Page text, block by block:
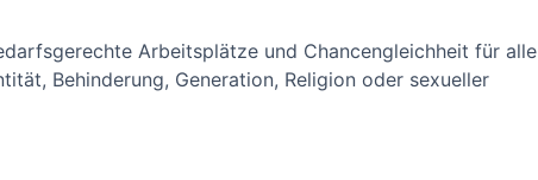
Arbeitsplätze und Chancengleichheit für alle
Behinderung, Generation, Religion oder sexueller